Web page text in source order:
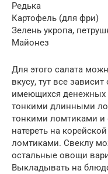
Редька
Картофель (для фри)
Зелень укропа,
Майонез
Для этого салата
вкусу, тут все
имеющихся денежных
тонкими длинными
тонкими ломтиками
натереть на
ломтиками. Свеклу
остальные овощи
Выкладывать на